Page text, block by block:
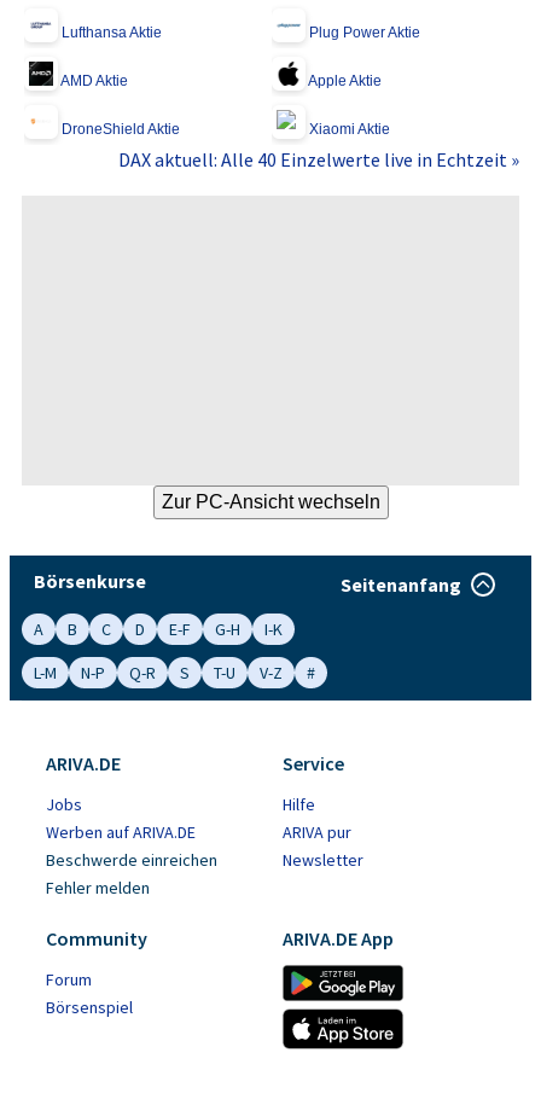
Lufthansa Aktie Plug Power Aktie
AMD Aktie Apple Aktie
DroneShield Aktie Xiaomi Aktie
DAX aktuell: Alle 40 Einzelwerte live in Echtzeit »
Börsenkurse Seitenanfang
A B C D E-F G-H
I-K
L-M
N-P Q-R S T-U V-Z #
ARIVA.DE
Jobs
Werben auf ARIVA.DE
Beschwerde einreichen
Fehler melden
Service
Hilfe
ARIVA pur
Newsletter
Community
Forum
Börsenspiel
ARIVA.DE App